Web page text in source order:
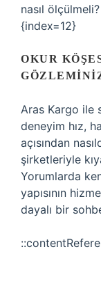
nasıl
{index=12}
OKUR
Aras Kargo ile
deneyim hız,
açısından
şirketleriyle
Yorumlarda
yapısının
dayalı bir